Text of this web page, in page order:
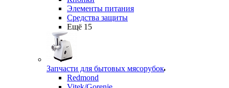
Элементы питания
Средства защиты
Ещё 15
Запчасти для бытовых мясорубок
Redmond